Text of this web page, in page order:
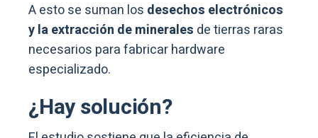
A esto se suman los desechos electrónicos
y la extracción de minerales de tierras raras
necesarios para fabricar hardware
especializado.
¿Hay solución?